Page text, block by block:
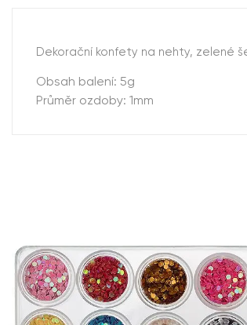
Dekorační konfety na nehty, zelené
Obsah balení: 5g
Průměr ozdoby: 1mm